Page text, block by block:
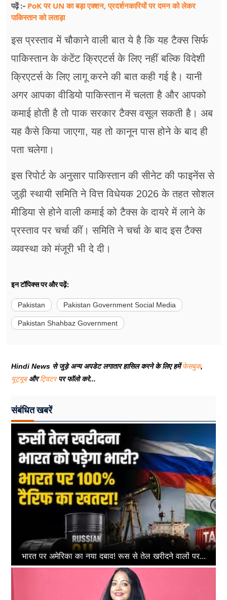
पढ़ें :- PoK पर UN का बड़ा एक्शन, प्रदर्शनकारियों पर दमन को लेकर
पाकिस्तान को लताड़ा
इस प्रस्ताव में चौकाने वाली बात ये है कि यह टैक्स सिर्फ
पाकिस्तान के कंटेंट क्रिएटर्स के लिए नहीं बल्कि विदेशी
क्रिएटर्स के लिए लागू करने की बात कही गई है। यानी
अगर आपका वीडियो पाकिस्तान में चलता है और आपको
कमाई होती है तो पाक सरकार टैक्स वसूल सकती है। अब
यह कैसे किया जाएगा, यह तो कानून पास होने के बाद ही
पता चलेगा।
इस रिपोर्ट के अनुसार पाकिस्तान की सीनेट की फाइनेंस से
जुड़ी स्थायी समिति ने वित्त विधेयक 2026 के तहत सोशल
मीडिया से होने वाली कमाई को टैक्स के दायरे में लाने के
प्रस्ताव पर चर्चा कीं। समिति ने चर्चा के बाद इस टैक्स
व्यवस्था को मंजूरी भी दे दी।
इन टॉपिक्स पर और पढ़ें:
Pakistan Pakistan Government Social Media
Pakistan Shahbaz Government
Hindi News से जुड़े अन्य अपडेट लगातार हासिल करने के लिए हमेंफेसबुक,
यूट्यूबऔरट्विटरपर फॉलो करे...
संबंधित खबरें
भारत पर अमेरिका का नया दबाव! रूस से तेल खरीदने वालों पर...